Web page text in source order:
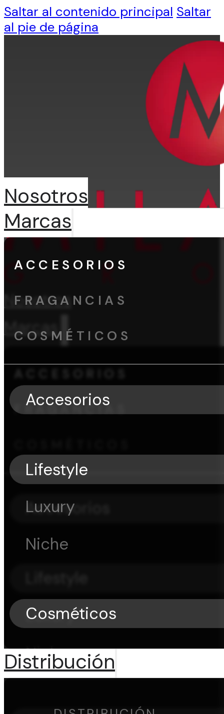
Saltar al contenido principal Saltar
al pie de página
Nosotros
Marcas
ACCESORIOS
FRAGANCIAS
Accesorios
Luxury
Niche
Nosotros
Marcas
ACCESORIOS
FRAGANCIAS
COSMÉTICOS
Accesorios
Lifestyle
Luxury
Niche
Cosméticos
Distribución